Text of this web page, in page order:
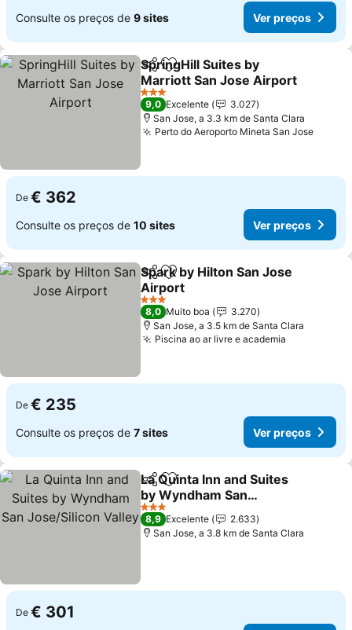
Consulte os preços de 9 sites Ver preços
PartilharAdicionar aos favoritos
SpringHill Suites by
Marriott San Jose Airport
Ver preços
3 Estrelas
9,0 Excelente
3.027
San Jose, a 3.3 km de Santa Clara
Perto do Aeroporto Mineta San JoseVer
De € 362
Consulte os preços de 10 sites Ver preços
PartilharAdicionar aos favoritos
Spark by Hilton San Jose
Airport
Ver preços
3 Estrelas
8,0 Muito boa
3.270
San Jose, a 3.5 km de Santa Clara
Piscina ao ar livre e academia
De € 235
Consulte os preços de 7 sites Ver preços
PartilharAdicionar aos favoritos
La Quinta Inn and Suites
by Wyndham San
Jose/Silicon Valley
Ver preços
3 Estrelas
8,9 Excelente
2.633
San Jose, a 3.8 km de Santa Clara
De € 301